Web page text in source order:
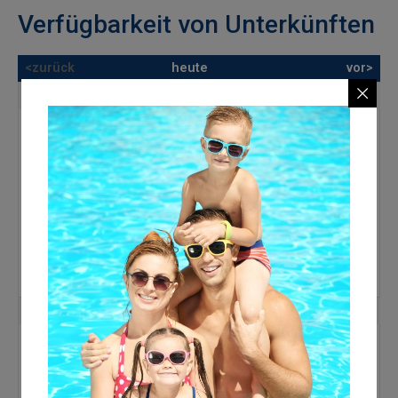
Verfügbarkeit von Unterkünften
<zurück heute vor>
Mo Mi Do Fr Sa So
1
2
4 5 6 7 8
9
10
11 12 13 15
16
17
18 19 20 21 22
23
24
25 26 27 28 29
30
31
September 2026
Mo Di Mi Do Fr Sa So
1 2 3 4
6
7
9 10 11 12
13